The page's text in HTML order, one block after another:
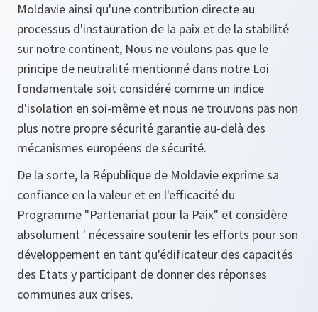
Moldavie ainsi qu'une contribution directe au
processus d'instauration de la paix et de la stabilité
sur notre continent, Nous ne voulons pas que le
principe de neutralité mentionné dans notre Loi
fondamentale soit considéré comme un indice
d'isolation en soi-même et nous ne trouvons pas non
plus notre propre sécurité garantie au-delà des
mécanismes européens de sécurité.
De la sorte, la République de Moldavie exprime sa
confiance en la valeur et en l'efficacité du
Programme "Partenariat pour la Paix" et considère
absolument ' nécessaire soutenir les efforts pour son
développement en tant qu'édificateur des capacités
des Etats y participant de donner des réponses
communes aux crises.